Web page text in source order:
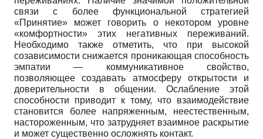
связи с более функциональной стратегией
«Принятие» может говорить о некотором уровне
«комфортности» этих негативных переживаний.
Необходимо также отметить, что при высокой
созависимости снижается проникающая способность
эмпатии — коммуникативное свойство,
позволяющее создавать атмосферу открытости и
доверительности в общении. Ослабление этой
способности приводит к тому, что взаимодействие
становится более напряженным, неестественным,
настороженным, что затрудняет взаимное раскрытие
и может существенно осложнять контакт.